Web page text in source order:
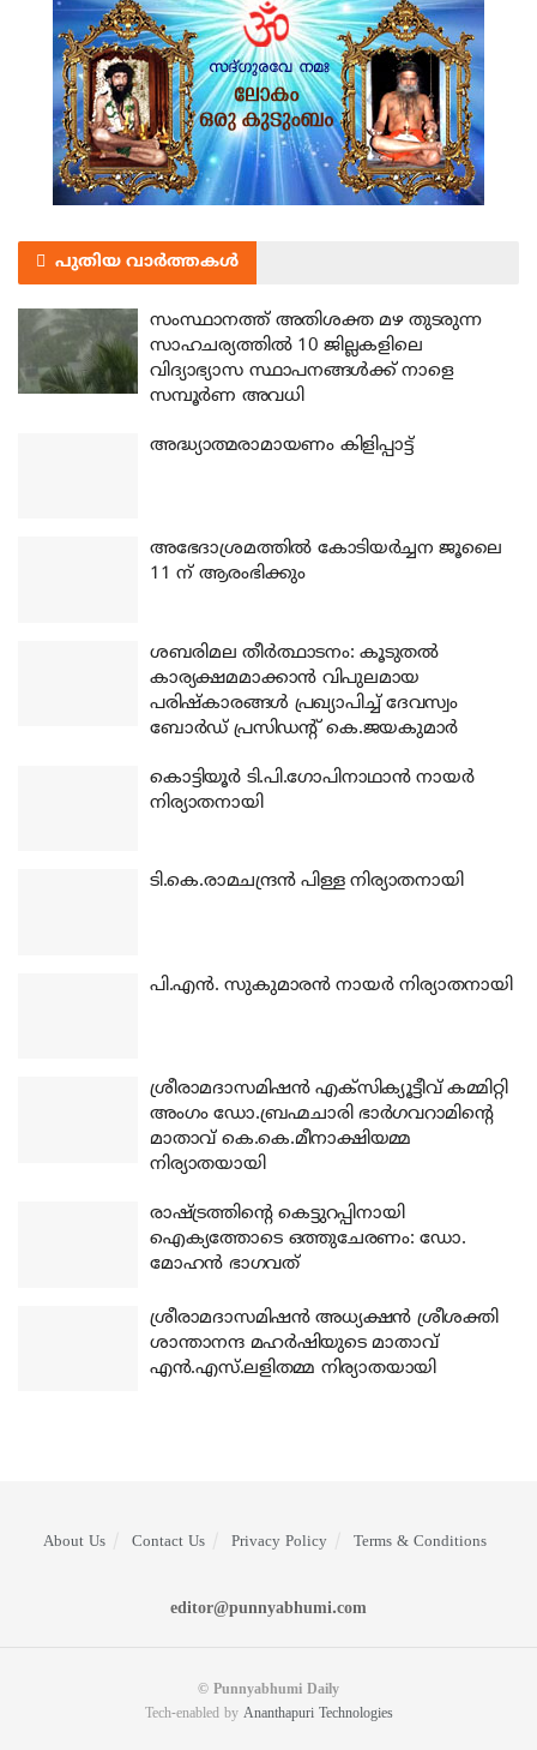
പുതിയ വാർത്തകൾ
സംസ്ഥാനത്ത് അതിശക്ത മഴ തുടരുന്ന
സാഹചര്യത്തിൽ 10 ജില്ലകളിലെ
വിദ്യാഭ്യാസ സ്ഥാപനങ്ങൾക്ക് നാളെ
സമ്പൂർണ അവധി
അദ്ധ്യാത്മരാമായണം കിളിപ്പാട്ട്
അഭേദാശ്രമത്തില്‍ കോടിയര്‍ച്ചന ജൂലൈ
11 ന് ആരംഭിക്കും
ശബരിമല തീര്‍ത്ഥാടനം: കൂടുതല്‍
കാര്യക്ഷമമാക്കാന്‍ വിപുലമായ
പരിഷ്‌കാരങ്ങള്‍ പ്രഖ്യാപിച്ച് ദേവസ്വം
ബോര്‍ഡ് പ്രസിഡന്റ് കെ.ജയകുമാര്‍
കൊട്ടിയൂര്‍ ടി.പി.ഗോപിനാഥാന്‍ നായര്‍
നിര്യാതനായി
ടി.കെ.രാമചന്ദ്രന്‍ പിള്ള നിര്യാതനായി
പി.എന്‍. സുകുമാരന്‍ നായര്‍ നിര്യാതനായി
ശ്രീരാമദാസമിഷന്‍ എക്‌സിക്യൂട്ടീവ് കമ്മിറ്റി
അംഗം ഡോ.ബ്രഹ്മചാരി ഭാര്‍ഗവറാമിന്റെ
മാതാവ് കെ.കെ.മീനാക്ഷിയമ്മ
നിര്യാതയായി
രാഷ്ട്രത്തിന്റെ കെട്ടുറപ്പിനായി
ഐക്യത്തോടെ ഒത്തുചേരണം: ഡോ.
മോഹന്‍ ഭാഗവത്
ശ്രീരാമദാസമിഷന്‍ അധ്യക്ഷന്‍ ശ്രീശക്തി
ശാന്താനന്ദ മഹര്‍ഷിയുടെ മാതാവ്
എന്‍.എസ്.ലളിതമ്മ നിര്യാതയായി
About Us Contact Us Privacy Policy Terms & Conditions
editor@punnyabhumi.com
© Punnyabhumi Daily
Tech-enabled by Ananthapuri Technologies